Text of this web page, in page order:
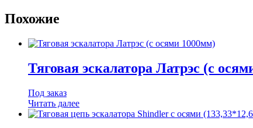
Похожие
Тяговая эскалатора Латрэс (с
Под заказ
Читать далее